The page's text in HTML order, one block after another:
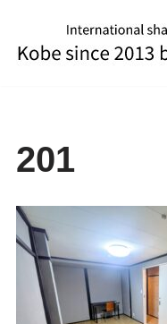
コ
ツ
へ
キ
ッ
201